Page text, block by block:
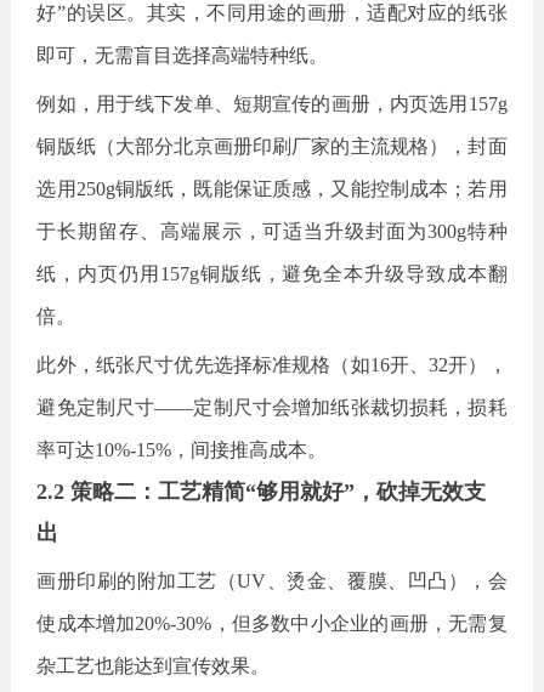
好”的误区。其实，不同用途的画册，适配对应的纸张
即可，无需盲目选择高端特种纸。
例如，用于线下发单、短期宣传的画册，内页选用 157g
铜版纸（大部分北京画册印刷厂家的主流规格），封面
选用250g铜版纸，既能保证质感，又能控制成本；若用
于长期留存、高端展示，可适当升级封面为300g特种
纸，内页仍用157g铜版纸，避免全本升级导致成本翻
倍。
此外，纸张尺寸优先选择标准规格（如16开、32开），
避免定制尺寸——定制尺寸会增加纸张裁切损耗，损耗
率可达10%-15%，间接推高成本。
2.2 策略二：工艺精简“够用就好”，砍掉无效支
出
画册印刷的附加工艺（UV、烫金、覆膜、凹凸），会
使成本增加20%-30%，但多数中小企业的画册，无需复
杂工艺也能达到宣传效果。